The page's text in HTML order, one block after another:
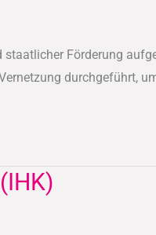
Förderung
durchgeführt,